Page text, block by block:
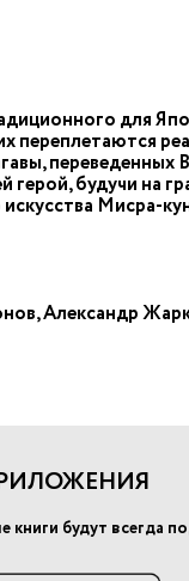
для
переплетаются
переведенных
будучи на
искусства
Александр
книги будут всегда